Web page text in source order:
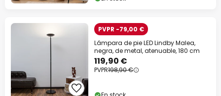
PVPR -79,00 €
Lámpara de pie LED Lindby Malea,
negra, de metal, atenuable, 180 cm
119,90 €
PVPR198,90 €